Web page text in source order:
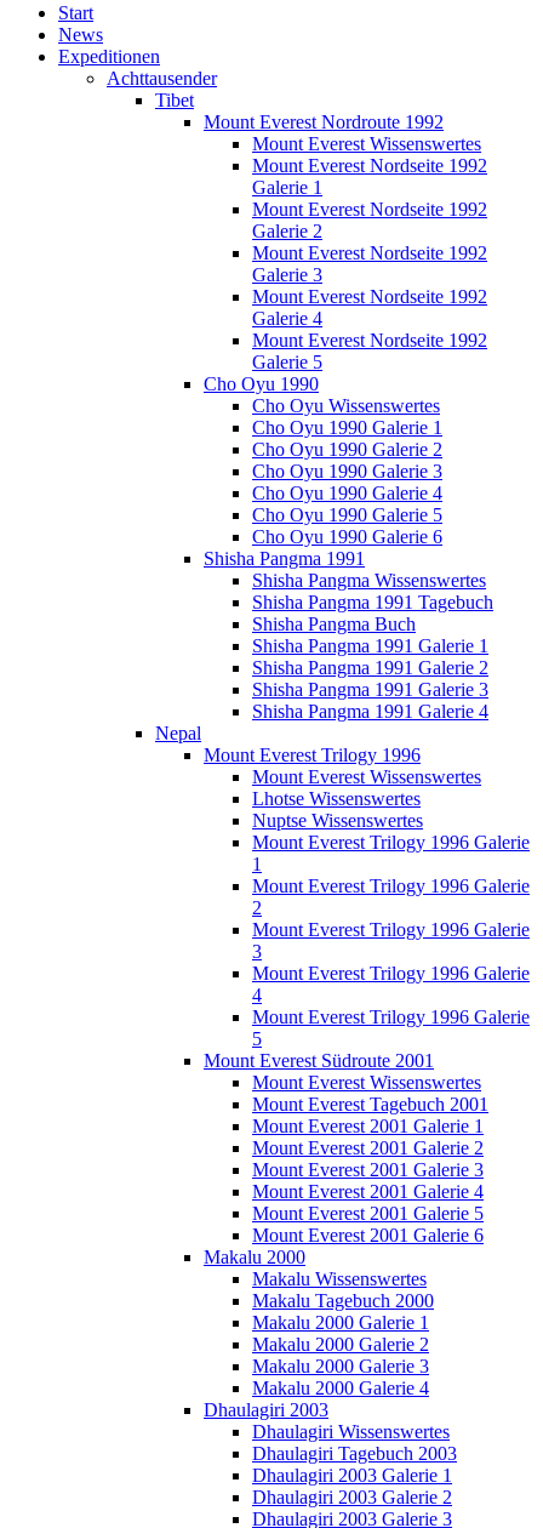
Start
News
Expeditionen
Achttausender
Tibet
Mount Everest Nordroute 1992
Mount Everest Wissenswertes
Mount Everest Nordseite 1992
Galerie 1
Mount Everest Nordseite 1992
Galerie 2
Mount Everest Nordseite 1992
Galerie 3
Mount Everest Nordseite 1992
Galerie 4
Mount Everest Nordseite 1992
Galerie 5
Cho Oyu 1990
Cho Oyu Wissenswertes
Cho Oyu 1990 Galerie 1
Cho Oyu 1990 Galerie 2
Cho Oyu 1990 Galerie 3
Cho Oyu 1990 Galerie 4
Cho Oyu 1990 Galerie 5
Cho Oyu 1990 Galerie 6
Shisha Pangma 1991
Shisha Pangma Wissenswertes
Shisha Pangma 1991 Tagebuch
Shisha Pangma Buch
Shisha Pangma 1991 Galerie 1
Shisha Pangma 1991 Galerie 2
Shisha Pangma 1991 Galerie 3
Shisha Pangma 1991 Galerie 4
Nepal
Mount Everest Trilogy 1996
Mount Everest Wissenswertes
Lhotse Wissenswertes
Nuptse Wissenswertes
Mount Everest Trilogy 1996 Galerie
1
Mount Everest Trilogy 1996 Galerie
2
Mount Everest Trilogy 1996 Galerie
3
Mount Everest Trilogy 1996 Galerie
4
Mount Everest Trilogy 1996 Galerie
5
Mount Everest Südroute 2001
Mount Everest Wissenswertes
Mount Everest Tagebuch 2001
Mount Everest 2001 Galerie 1
Mount Everest 2001 Galerie 2
Mount Everest 2001 Galerie 3
Mount Everest 2001 Galerie 4
Mount Everest 2001 Galerie 5
Mount Everest 2001 Galerie 6
Makalu 2000
Makalu Wissenswertes
Makalu Tagebuch 2000
Makalu 2000 Galerie 1
Makalu 2000 Galerie 2
Makalu 2000 Galerie 3
Makalu 2000 Galerie 4
Dhaulagiri 2003
Dhaulagiri Wissenswertes
Dhaulagiri Tagebuch 2003
Dhaulagiri 2003 Galerie 1
Dhaulagiri 2003 Galerie 2
Dhaulagiri 2003 Galerie 3